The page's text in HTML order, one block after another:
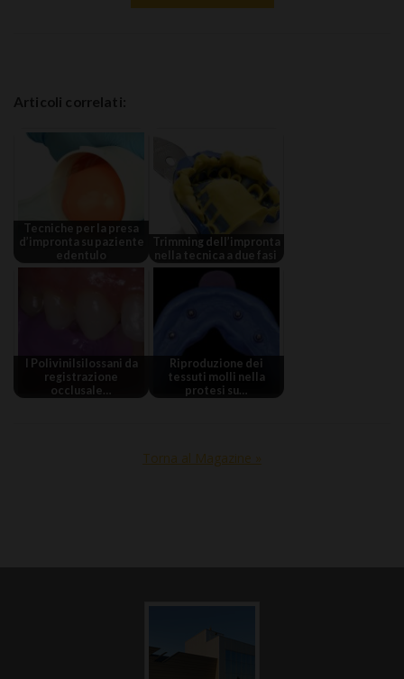
Articoli correlati:
Tecniche per la presa
d’impronta su paziente
edentulo
Trimming dell’impronta
nella tecnica a due fasi
I Polivinilsilossani da
registrazione
occlusale…
Riproduzione dei
tessuti molli nella
protesi su…
Torna al Magazine »